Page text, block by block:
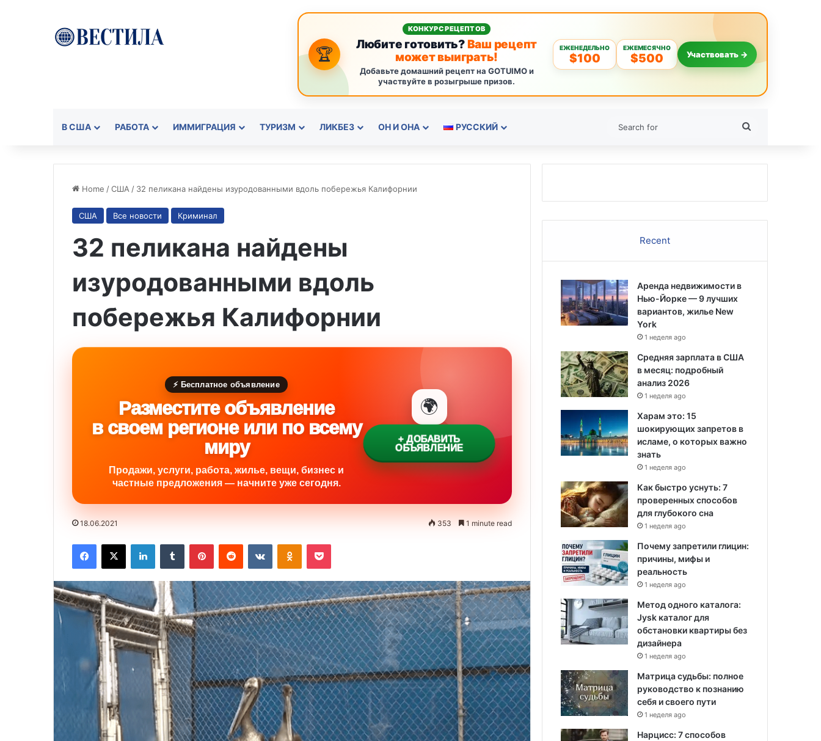
🏆
КОНКУРС РЕЦЕПТОВ
Любите готовить?Ваш рецепт
может выиграть!
Добавьте домашний рецепт на GOTUIMO и
участвуйте в розыгрыше призов.
ЕЖЕНЕДЕЛЬНО
$100
ЕЖЕМЕСЯЧНО
$500 Участвовать →
В США РАБОТА ИММИГРАЦИЯ ТУРИЗМ ЛИКБЕЗ ОН И ОНА РУССКИЙ
Home /США / 32 пеликана найдены изуродованными вдоль побережья Калифорнии
США Все новости Криминал
32 пеликана найдены
изуродованными вдоль
побережья Калифорнии
⚡ Бесплатное объявление
Разместите объявление
в своем регионе или по всему
миру
Продажи, услуги, работа, жилье, вещи, бизнес и
частные предложения — начните уже сегодня.
🌍
+ ДОБАВИТЬ
ОБЪЯВЛЕНИЕ
18.06.2021 353 1 minute read
Recent
Аренда недвижимости в
Нью-Йорке — 9 лучших
вариантов, жилье New
York
1 неделя ago
Средняя зарплата в США
в месяц: подробный
анализ 2026
1 неделя ago
Харам это: 15
шокирующих запретов в
исламе, о которых важно
знать
1 неделя ago
Как быстро уснуть: 7
проверенных способов
для глубокого сна
1 неделя ago
Почему запретили глицин:
причины, мифы и
реальность
1 неделя ago
Метод одного каталога:
Jysk каталог для
обстановки квартиры без
дизайнера
1 неделя ago
Матрица судьбы: полное
руководство к познанию
себя и своего пути
1 неделя ago
Нарцисс: 7 способов